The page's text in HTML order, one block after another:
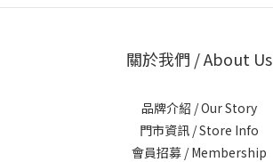
關於我們 / About Us
品牌介紹 / Our Story
門市資訊 / Store Info
會員招募 / Membership